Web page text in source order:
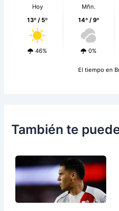
Hoy
13º / 5º
46%
Mñn.
14º / 9º
0%
El tiempo en
También te